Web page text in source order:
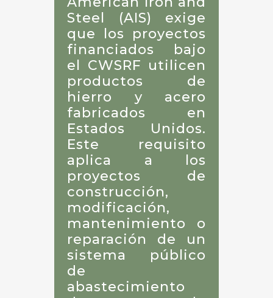
Steel (AIS) exige
que los proyectos
financiados bajo
el CWSRF utilicen
productos de
hierro y acero
fabricados en
Estados Unidos.
Este requisito
aplica a los
proyectos de
construcción,
modificación,
mantenimiento o
reparación de un
sistema público
de
abastecimiento